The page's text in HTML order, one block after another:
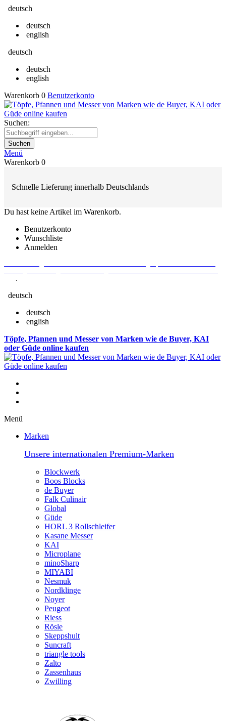
deutsch
deutsch
english
deutsch
deutsch
english
Warenkorb 0 Benutzerkonto
Suchen:
Suchen
Menü
Warenkorb 0
Schnelle Lieferung innerhalb Deutschlands
Du hast keine Artikel im Warenkorb.
Benutzerkonto
Wunschliste
Anmelden
.
deutsch
deutsch
english
Töpfe, Pfannen und Messer von Marken wie de Buyer, KAI
oder Güde online kaufen
Menü
Marken
Unsere internationalen Premium-Marken
Blockwerk
Boos Blocks
de Buyer
Falk Culinair
Global
Güde
HORL 3 Rollschleifer
Kasane Messer
KAI
Microplane
minoSharp
MIYABI
Nesmuk
Nordklinge
Noyer
Peugeot
Riess
Rösle
Skeppshult
Suncraft
triangle tools
Zalto
Zassenhaus
Zwilling